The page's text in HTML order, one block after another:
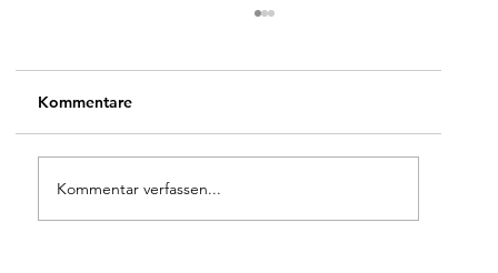
Kommentare
Kommentar verfassen...